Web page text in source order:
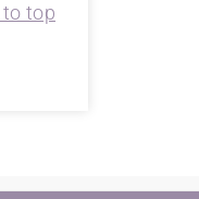
to top